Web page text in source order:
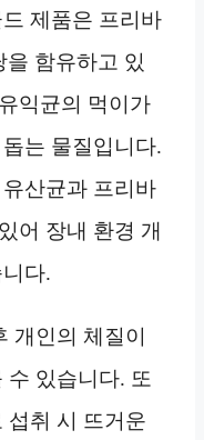
제품은 프리바
함유하고 있
익균의 먹이가
는 물질입니다.
산균과 프리바
어 장내 환경 개
다.
개인의 체질이
수 있습니다. 또
섭취 시 뜨거운